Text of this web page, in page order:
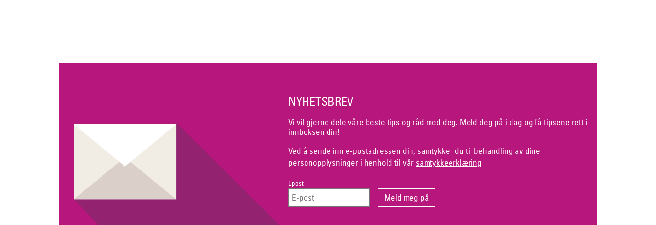
NYHETSBREV
Vi vil gjerne dele våre beste tips og råd med deg. Meld deg på i dag og få tipsene rett i
innboksen din!
Ved å sende inn e-postadressen din, samtykker du til behandling av dine
personopplysninger i henhold til vår samtykkeerklæring
Epost